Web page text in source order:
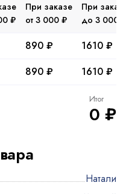
₽
При заказе
от 3 000 ₽
При
до 3 000 ₽
890 ₽
1610 ₽
890 ₽ 1610 ₽
Итог
0 ₽
Натали